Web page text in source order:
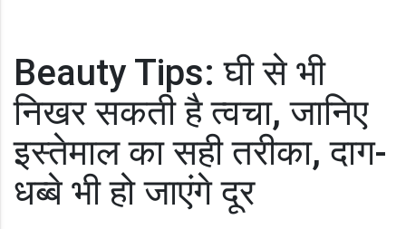
Beauty Tips: घी से भी
निखर सकती है त्वचा, जानिए
इस्तेमाल का सही तरीका, दाग-
धब्बे भी हो जाएंगे दूर